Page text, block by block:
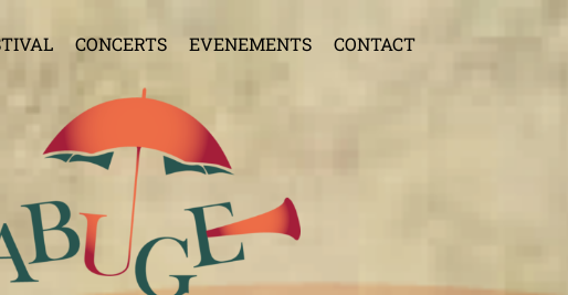
CONCERTS EVENEMENTS CONTACT